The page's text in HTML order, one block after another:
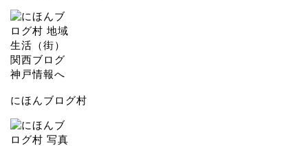
にほんブログ村